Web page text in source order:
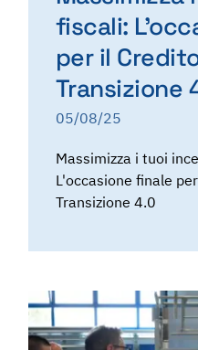
fiscali:
per il
Transizione
05/08/25
Massimizza i tuoi
L'occasione finale
Transizione 4.0